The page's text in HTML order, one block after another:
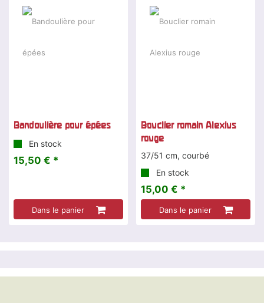
Bandoulière pour épées
En stock
15,50 € *
Dans le panier
Bouclier romain Alexius
rouge
37/51 cm, courbé
En stock
15,00 € *
Dans le panier